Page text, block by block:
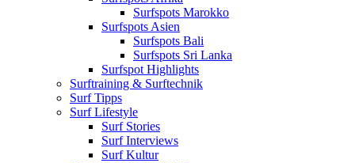
Surfspots Marokko
Surfspots Asien
Surfspots Bali
Surfspots Sri Lanka
Surfspot Highlights
Surftraining & Surftechnik
Surf Tipps
Surf Lifestyle
Surf Stories
Surf Interviews
Surf Kultur